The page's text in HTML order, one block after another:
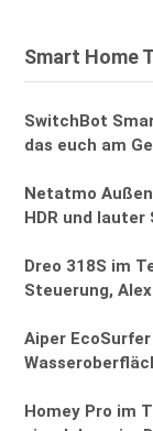
Smart Home
SwitchBot
das euch am
Netatmo
HDR und lauter
Dreo 318S im
Steuerung,
Aiper
Homey Pro im